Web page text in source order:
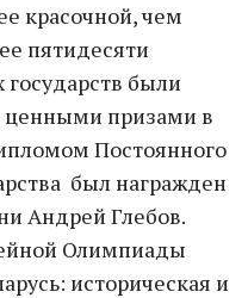
красочной, чем
пятидесяти
были
призами в
Постоянного
был награжден
Андрей Глебов.
Олимпиады
историческая и